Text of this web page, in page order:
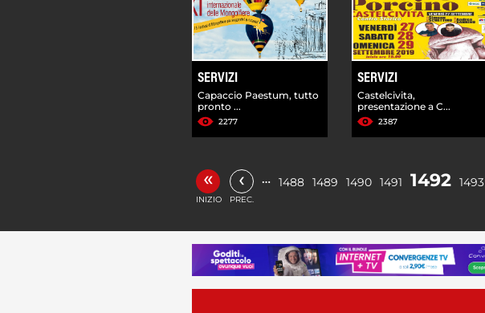
SERVIZI
Capaccio Paestum, tutto
pronto ...
2277
SERVIZI
Castelcivita,
presentazione a C...
2387
«
INIZIO
‹
PREC.
… 1488 1489 1490 1491 1492 1493